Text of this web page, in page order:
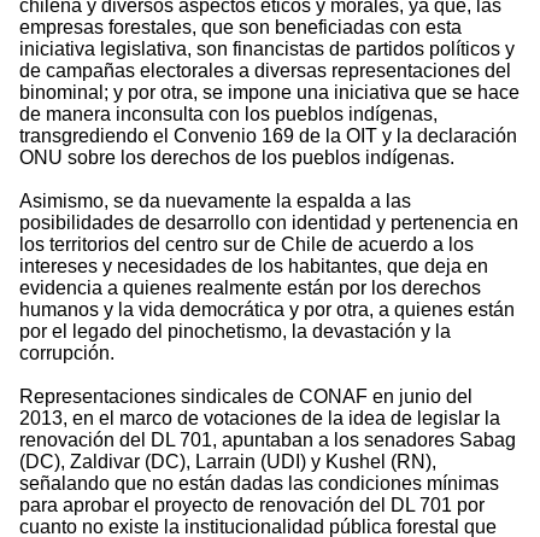
chilena y diversos aspectos éticos y morales, ya que, las
empresas forestales, que son beneficiadas con esta
iniciativa legislativa, son financistas de partidos políticos y
de campañas electorales a diversas representaciones del
binominal; y por otra, se impone una iniciativa que se hace
de manera inconsulta con los pueblos indígenas,
transgrediendo el Convenio 169 de la OIT y la declaración
ONU sobre los derechos de los pueblos indígenas.
Asimismo, se da nuevamente la espalda a las
posibilidades de desarrollo con identidad y pertenencia en
los territorios del centro sur de Chile de acuerdo a los
intereses y necesidades de los habitantes, que deja en
evidencia a quienes realmente están por los derechos
humanos y la vida democrática y por otra, a quienes están
por el legado del pinochetismo, la devastación y la
corrupción.
Representaciones sindicales de CONAF en junio del
2013, en el marco de votaciones de la idea de legislar la
renovación del DL 701, apuntaban a los senadores Sabag
(DC), Zaldivar (DC), Larrain (UDI) y Kushel (RN),
señalando que no están dadas las condiciones mínimas
para aprobar el proyecto de renovación del DL 701 por
cuanto no existe la institucionalidad pública forestal que